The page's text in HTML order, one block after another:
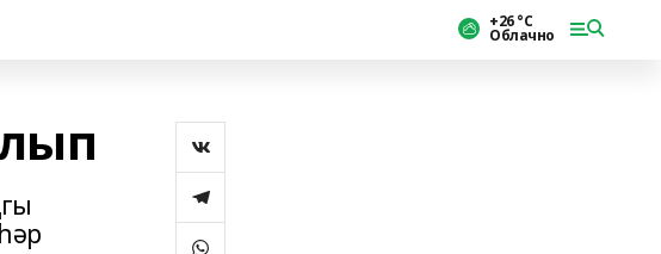
+26 °С
Облачно